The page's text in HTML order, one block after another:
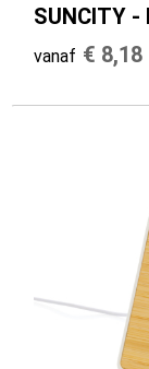
SUNCITY
vanaf € 8,18